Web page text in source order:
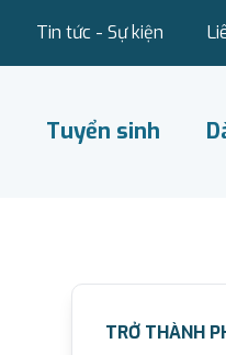
Tin tức - Sự kiện
Tuyển sinh
TRỞ THÀNH